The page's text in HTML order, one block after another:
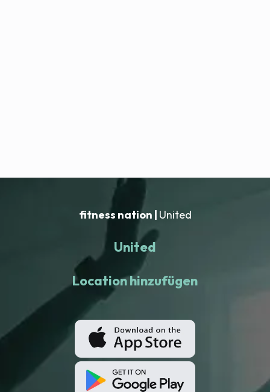
fitness nation | United
United
Location hinzufügen